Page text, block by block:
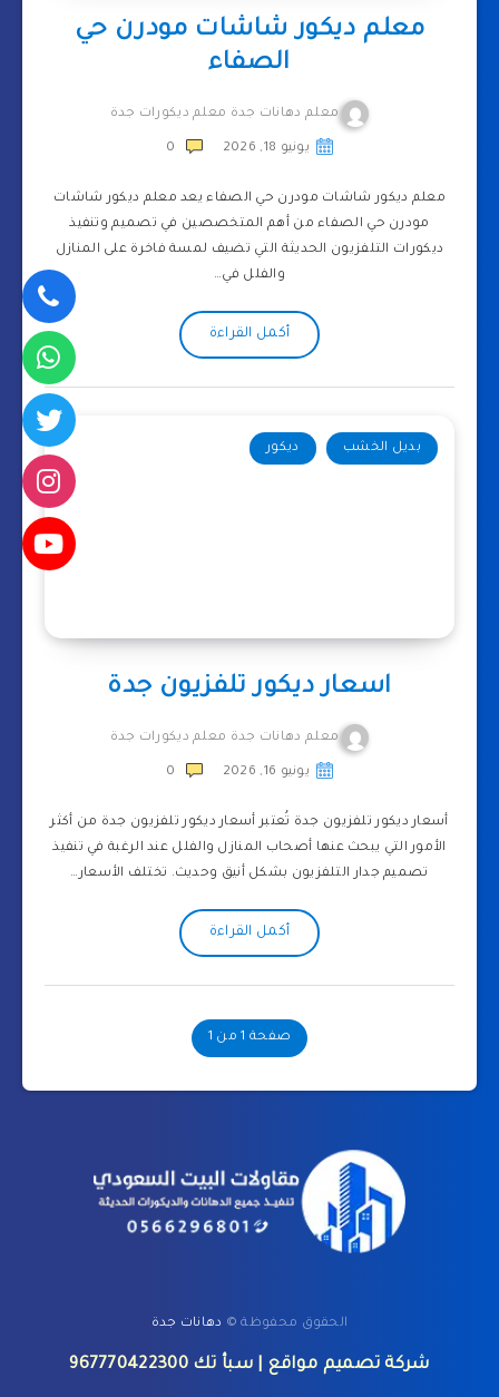
معلم ديكور شاشات مودرن حي
الصفاء
معلم دهانات جدة معلم ديكورات جدة
يونيو 18, 2026 0
معلم ديكور شاشات مودرن حي الصفاء يعد معلم ديكور شاشات
مودرن حي الصفاء من أهم المتخصصين في تصميم وتنفيذ
ديكورات التلفزيون الحديثة التي تضيف لمسة فاخرة على المنازل
والفلل في…
أكمل القراءة
بديل الخشب ديكور
اسعار ديكور تلفزيون جدة
معلم دهانات جدة معلم ديكورات جدة
يونيو 16, 2026 0
أسعار ديكور تلفزيون جدة تُعتبر أسعار ديكور تلفزيون جدة من أكثر
الأمور التي يبحث عنها أصحاب المنازل والفلل عند الرغبة في تنفيذ
تصميم جدار التلفزيون بشكل أنيق وحديث. تختلف الأسعار…
أكمل القراءة
صفحة 1 من 1
الحقوق محفوظة © دهانات جدة
شركة تصميم مواقع | سبأ تك967770422300